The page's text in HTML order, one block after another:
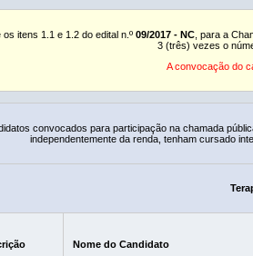
os itens 1.1 e 1.2 do edital n.º 09/2017 - NC , para a
3 (três) vezes o
A convocação do
convocados para participação na chamada
independentemente da renda, tenham cursado
Nome do Candidato